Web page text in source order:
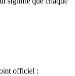
officiel :